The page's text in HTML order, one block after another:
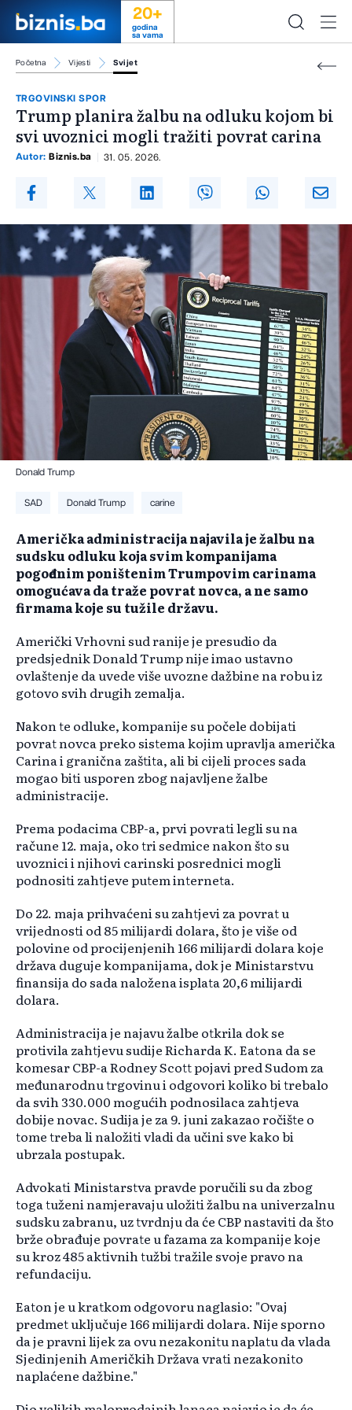
20+
godina
sa vama
Početna Vijesti Svijet
TRGOVINSKI SPOR
Trump planira žalbu na odluku kojom bi
svi uvoznici mogli tražiti povrat carina
Autor: Biznis.ba 31. 05. 2026.
Donald Trump
SAD Donald Trump carine
Američka administracija najavila je žalbu na
sudsku odluku koja svim kompanijama
pogođenim poništenim Trumpovim carinama
omogućava da traže povrat novca, a ne samo
firmama koje su tužile državu.
Američki Vrhovni sud ranije je presudio da
predsjednik Donald Trump nije imao ustavno
ovlaštenje da uvede više uvozne dažbine na robu iz
gotovo svih drugih zemalja.
Nakon te odluke, kompanije su počele dobijati
povrat novca preko sistema kojim upravlja američka
Carina i granična zaštita, ali bi cijeli proces sada
mogao biti usporen zbog najavljene žalbe
administracije.
Prema podacima CBP-a, prvi povrati legli su na
račune 12. maja, oko tri sedmice nakon što su
uvoznici i njihovi carinski posrednici mogli
podnositi zahtjeve putem interneta.
Do 22. maja prihvaćeni su zahtjevi za povrat u
vrijednosti od 85 milijardi dolara, što je više od
polovine od procijenjenih 166 milijardi dolara koje
država duguje kompanijama, dok je Ministarstvu
finansija do sada naložena isplata 20,6 milijardi
dolara.
Administracija je najavu žalbe otkrila dok se
protivila zahtjevu sudije Richarda K. Eatona da se
komesar CBP-a Rodney Scott pojavi pred Sudom za
međunarodnu trgovinu i odgovori koliko bi trebalo
da svih 330.000 mogućih podnosilaca zahtjeva
dobije novac. Sudija je za 9. juni zakazao ročište o
tome treba li naložiti vladi da učini sve kako bi
ubrzala postupak.
Advokati Ministarstva pravde poručili su da zbog
toga tuženi namjeravaju uložiti žalbu na univerzalnu
sudsku zabranu, uz tvrdnju da će CBP nastaviti da što
brže obrađuje povrate u fazama za kompanije koje
su kroz 485 aktivnih tužbi tražile svoje pravo na
refundaciju.
Eaton je u kratkom odgovoru naglasio: "Ovaj
predmet uključuje 166 milijardi dolara. Nije sporno
da je pravni lijek za ovu nezakonitu naplatu da vlada
Sjedinjenih Američkih Država vrati nezakonito
naplaćene dažbine."